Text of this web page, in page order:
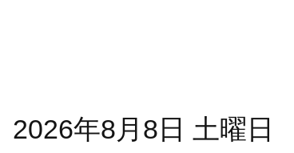
2026年8月8日 土曜日